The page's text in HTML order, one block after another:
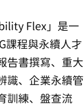
Flex」是一
課程與永續人才
告書撰寫、重大
識、企業永續管
訓練、盤查流